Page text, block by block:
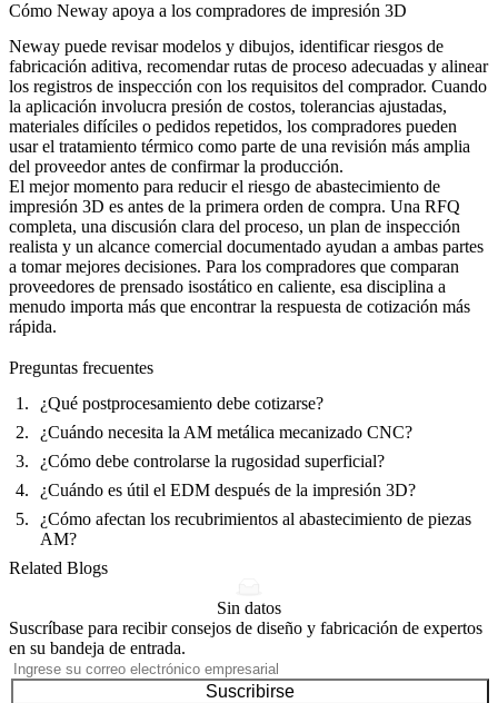
Cómo Neway apoya a los compradores de impresión 3D
Neway puede revisar modelos y dibujos, identificar riesgos de
fabricación aditiva, recomendar rutas de proceso adecuadas y alinear
los registros de inspección con los requisitos del comprador. Cuando
la aplicación involucra presión de costos, tolerancias ajustadas,
materiales difíciles o pedidos repetidos, los compradores pueden
usar el tratamiento térmico como parte de una revisión más amplia
del proveedor antes de confirmar la producción.
El mejor momento para reducir el riesgo de abastecimiento de
impresión 3D es antes de la primera orden de compra. Una RFQ
completa, una discusión clara del proceso, un plan de inspección
realista y un alcance comercial documentado ayudan a ambas partes
a tomar mejores decisiones. Para los compradores que comparan
proveedores de prensado isostático en caliente, esa disciplina a
menudo importa más que encontrar la respuesta de cotización más
rápida.
Preguntas frecuentes
¿Qué postprocesamiento debe cotizarse?
¿Cuándo necesita la AM metálica mecanizado CNC?
¿Cómo debe controlarse la rugosidad superficial?
¿Cuándo es útil el EDM después de la impresión 3D?
¿Cómo afectan los recubrimientos al abastecimiento de piezas
AM?
Related Blogs
Sin datos
Suscríbase para recibir consejos de diseño y fabricación de expertos
en su bandeja de entrada.
Suscribirse